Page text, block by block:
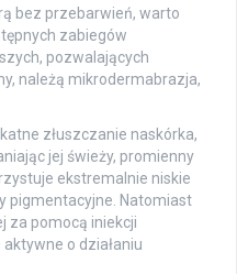
bez przebarwień, warto
zabiegów
pozwalających
należą mikrodermabrazja,
złuszczanie naskórka,
jej świeży, promienny
ekstremalnie niskie
pigmentacyjne. Natomiast
za pomocą iniekcji
o działaniu